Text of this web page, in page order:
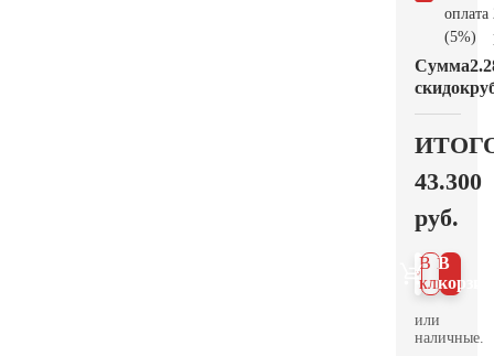
оплата
(5%)
Сумма
скидок
43.300
руб.
В
В 1
клик
или
наличные.